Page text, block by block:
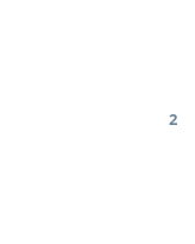
2